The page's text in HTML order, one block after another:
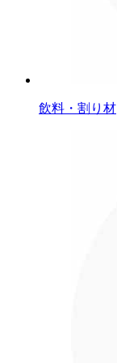
飲料・割り材